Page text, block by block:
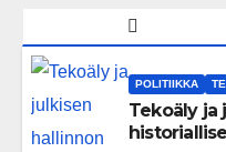
POLITIIKKA
Tekoäly ja